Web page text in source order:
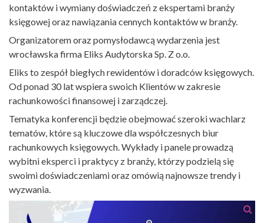
kontaktów i wymiany doświadczeń z ekspertami branży
księgowej oraz nawiązania cennych kontaktów w branży.
Organizatorem oraz pomysłodawcą wydarzenia jest
wrocławska firma Eliks Audytorska Sp. Z o.o.
Eliks to zespół biegłych rewidentów i doradców księgowych.
Od ponad 30 lat wspiera swoich Klientów w zakresie
rachunkowości finansowej i zarządczej.
Tematyka konferencji będzie obejmować szeroki wachlarz
tematów, które są kluczowe dla współczesnych biur
rachunkowych księgowych. Wykłady i panele prowadzą
wybitni eksperci i praktycy z branży, którzy podzielą się
swoimi doświadczeniami oraz omówią najnowsze trendy i
wyzwania.